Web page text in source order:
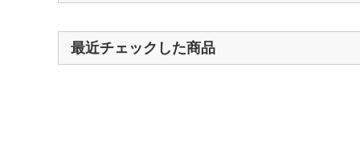
最近チェックした商品